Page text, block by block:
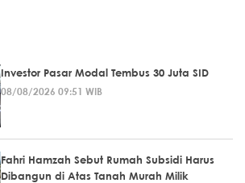
Investor Pasar Modal Tembus 30 Juta SID
08/08/2026 09:51 WIB
Fahri Hamzah Sebut Rumah Subsidi Harus
Dibangun di Atas Tanah Murah Milik